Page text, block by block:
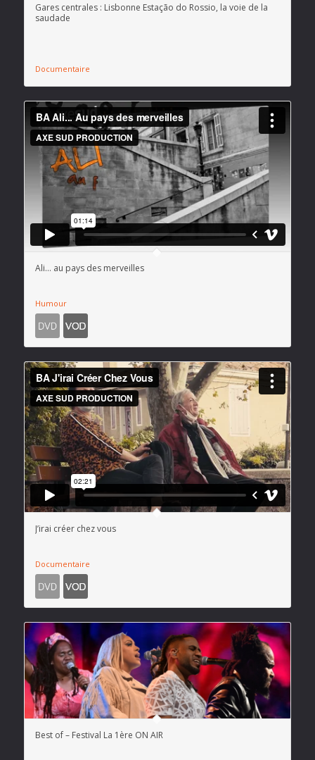
Gares centrales : Lisbonne Estação do Rossio, la voie de la
saudade
Documentaire
Ali… au pays des merveilles
Humour
J’irai créer chez vous
Documentaire
Best of – Festival La 1ère ON AIR